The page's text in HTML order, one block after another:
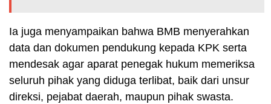
Ia juga menyampaikan bahwa BMB menyerahkan
data dan dokumen pendukung kepada KPK serta
mendesak agar aparat penegak hukum memeriksa
seluruh pihak yang diduga terlibat, baik dari unsur
direksi, pejabat daerah, maupun pihak swasta.